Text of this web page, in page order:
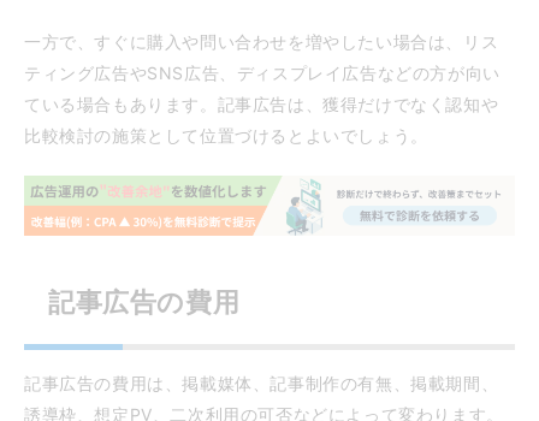
一方で、すぐに購入や問い合わせを増やしたい場合は、リス
ティング広告やSNS広告、ディスプレイ広告などの方が向い
ている場合もあります。記事広告は、獲得だけでなく認知や
比較検討の施策として位置づけるとよいでしょう。
記事広告の費用
記事広告の費用は、掲載媒体、記事制作の有無、掲載期間、
誘導枠、想定PV、二次利用の可否などによって変わります。